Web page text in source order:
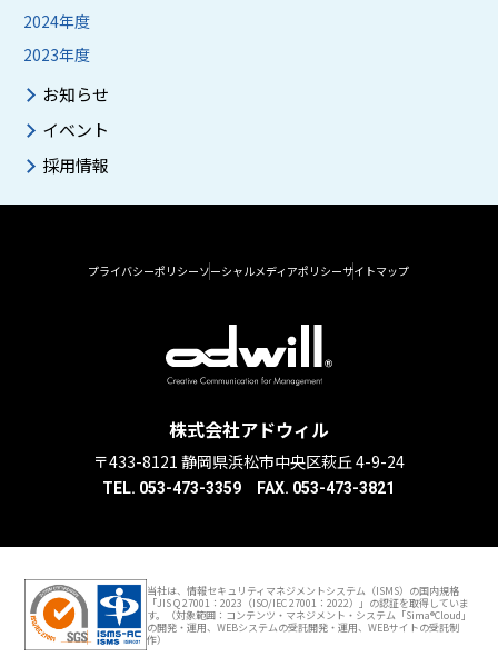
2024年度
2023年度
お知らせ
イベント
採用情報
プライバシーポリシーソーシャルメディアポリシーサイトマップ
株式会社アドウィル
〒433-8121 静岡県浜松市中央区萩丘 4-9-24
TEL. 053-473-3359 FAX. 053-473-3821
当社は、情報セキュリティマネジメントシステム（ISMS）の国内規格
「JIS Q 27001：2023（ISO/IEC 27001：2022）」の認証を取得していま
す。（対象範囲：コンテンツ・マネジメント・システム「Sima®Cloud」
の開発・運用、WEBシステムの受託開発・運用、WEBサイトの受託制
作）